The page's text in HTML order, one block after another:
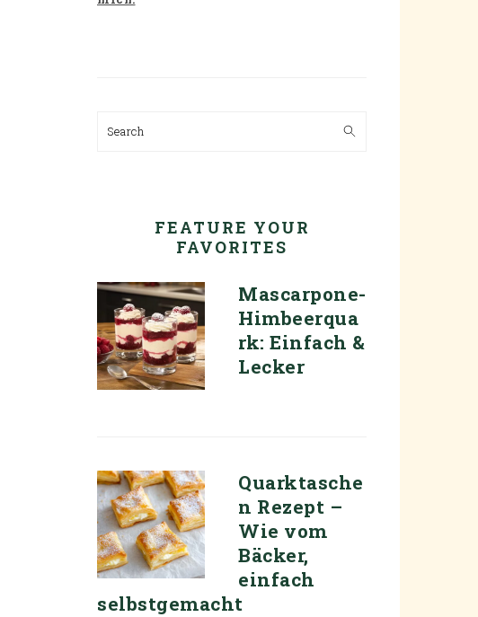
Search
FEATURE YOUR
FAVORITES
Mascarpone-
Himbeerqua
rk: Einfach &
Lecker
Quarktasche
n Rezept –
Wie vom
Bäcker,
einfach
selbstgemacht